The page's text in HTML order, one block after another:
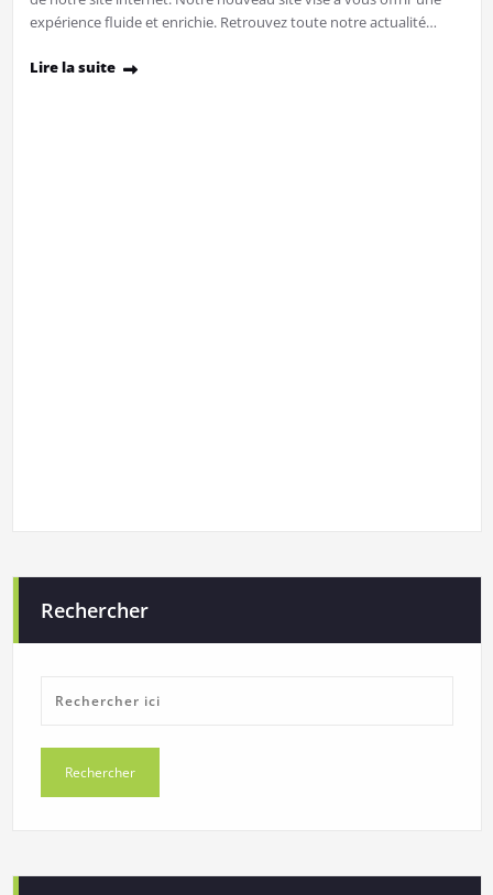
expérience fluide et enrichie. Retrouvez toute notre actualité…
Lire la suite
Rechercher